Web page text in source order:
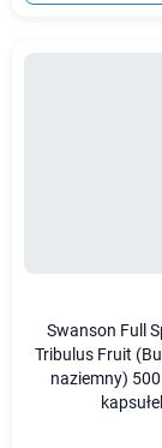
Swanson Full
Tribulus Fruit
naziemny)